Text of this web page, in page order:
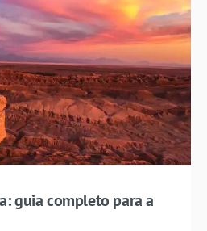
guia completo para a